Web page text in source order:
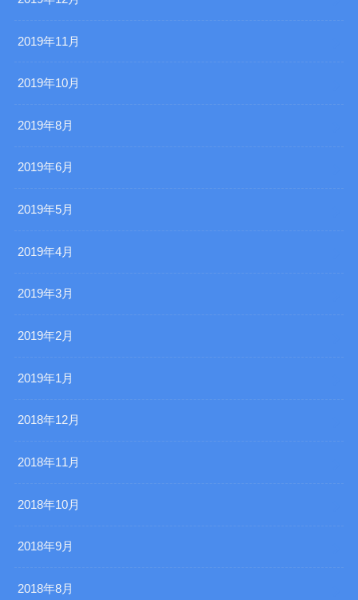
2019年11月
2019年10月
2019年8月
2019年6月
2019年5月
2019年4月
2019年3月
2019年2月
2019年1月
2018年12月
2018年11月
2018年10月
2018年9月
2018年8月